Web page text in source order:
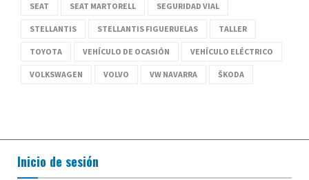
SEAT SEAT MARTORELL SEGURIDAD VIAL
STELLANTIS STELLANTIS FIGUERUELAS TALLER
TOYOTA VEHÍCULO DE OCASIÓN VEHÍCULO ELÉCTRICO
VOLKSWAGEN VOLVO VW NAVARRA ŠKODA
Inicio de sesión